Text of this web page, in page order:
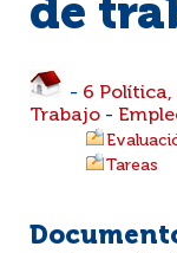
de
- 6
Trabajo -
Tareas